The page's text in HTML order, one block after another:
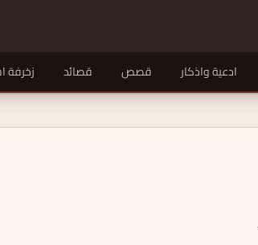
ادعية واذكار قصص قصائد زخرفة